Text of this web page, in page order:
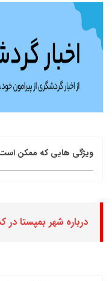
ویژگی هایی که ممکن
درباره شهر بمپستا در